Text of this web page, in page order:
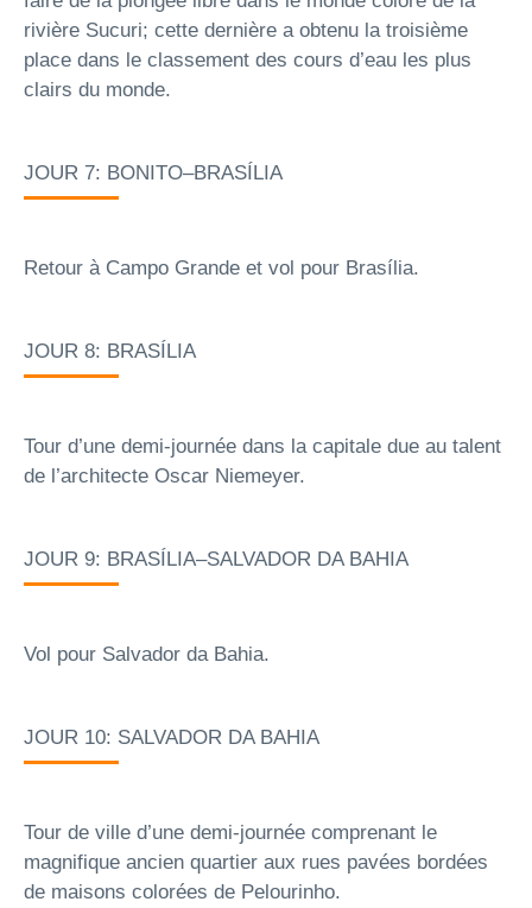
rivière Sucuri; cette dernière a obtenu la troisième
place dans le classement des cours d’eau les plus
clairs du monde.
JOUR 7: BONITO–BRASÍLIA
Retour à Campo Grande et vol pour Brasília.
JOUR 8: BRASÍLIA
Tour d’une demi-journée dans la capitale due au talent
de l’architecte Oscar Niemeyer.
JOUR 9: BRASÍLIA–SALVADOR DA BAHIA
Vol pour Salvador da Bahia.
JOUR 10: SALVADOR DA BAHIA
Tour de ville d’une demi-journée comprenant le
magnifique ancien quartier aux rues pavées bordées
de maisons colorées de Pelourinho.